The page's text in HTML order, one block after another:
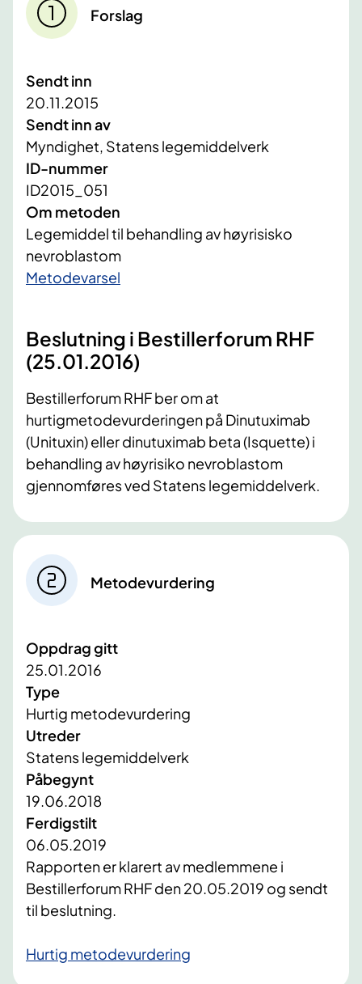
Forslag
Sendt inn
20.11.2015
Sendt inn av
Myndighet, Statens legemiddelverk
ID-nummer
ID2015_051
Om metoden
Legemiddel til behandling av høyrisisko
nevroblastom
​Metodevarsel
Beslutning i Bestillerforum RHF
(25.01.2016)
Bestillerforum RHF ber om at
hurtigmetodevurderingen på Dinutuximab
(Unituxin) eller dinutuximab beta (Isquette) i
behandling av høyrisiko nevroblastom
gjennomføres ved Statens legemiddelverk.
Metodevurdering
Oppdrag gitt
25.01.2016
Type
Hurtig metodevurdering
Utreder
Statens legemiddelverk
Påbegynt
19.06.2018
Ferdigstilt
06.05.2019
​Rapporten er klarert av medlemmene i
Bestillerforum RHF den 20.05.2019 og sendt
til beslutning.
Hurtig metodevurdering